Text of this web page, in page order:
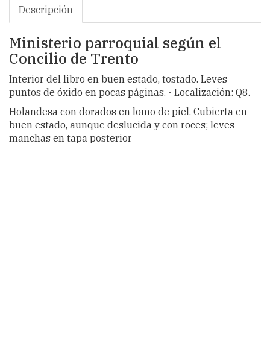
Descripción
Ministerio parroquial según el
Concilio de Trento
Interior del libro en buen estado, tostado. Leves
puntos de óxido en pocas páginas. - Localización: Q8.
Holandesa con dorados en lomo de piel. Cubierta en
buen estado, aunque deslucida y con roces; leves
manchas en tapa posterior